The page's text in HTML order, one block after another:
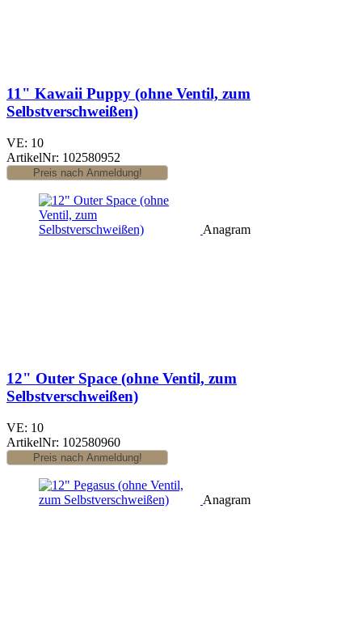
11" Kawaii Puppy (ohne Ventil, zum
Selbstverschweißen)
VE: 10
ArtikelNr: 102580952
Anagram
12" Outer Space (ohne Ventil, zum
Selbstverschweißen)
VE: 10
ArtikelNr: 102580960
Anagram